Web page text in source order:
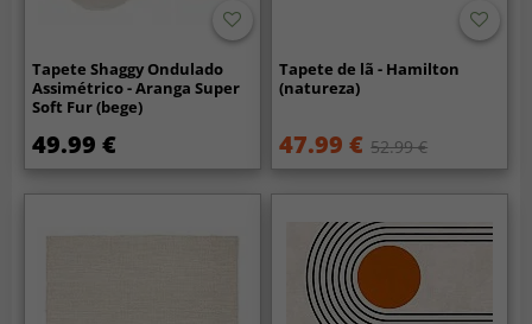
Tapete Shaggy Ondulado
Assimétrico - Aranga Super
Soft Fur (bege)
49.99 €
Tapete de lã - Hamilton
(natureza)
47.99 € 52.99 €